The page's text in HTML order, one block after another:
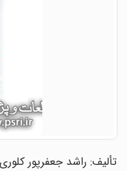
تألیف: راشد جعفرپور کلوری